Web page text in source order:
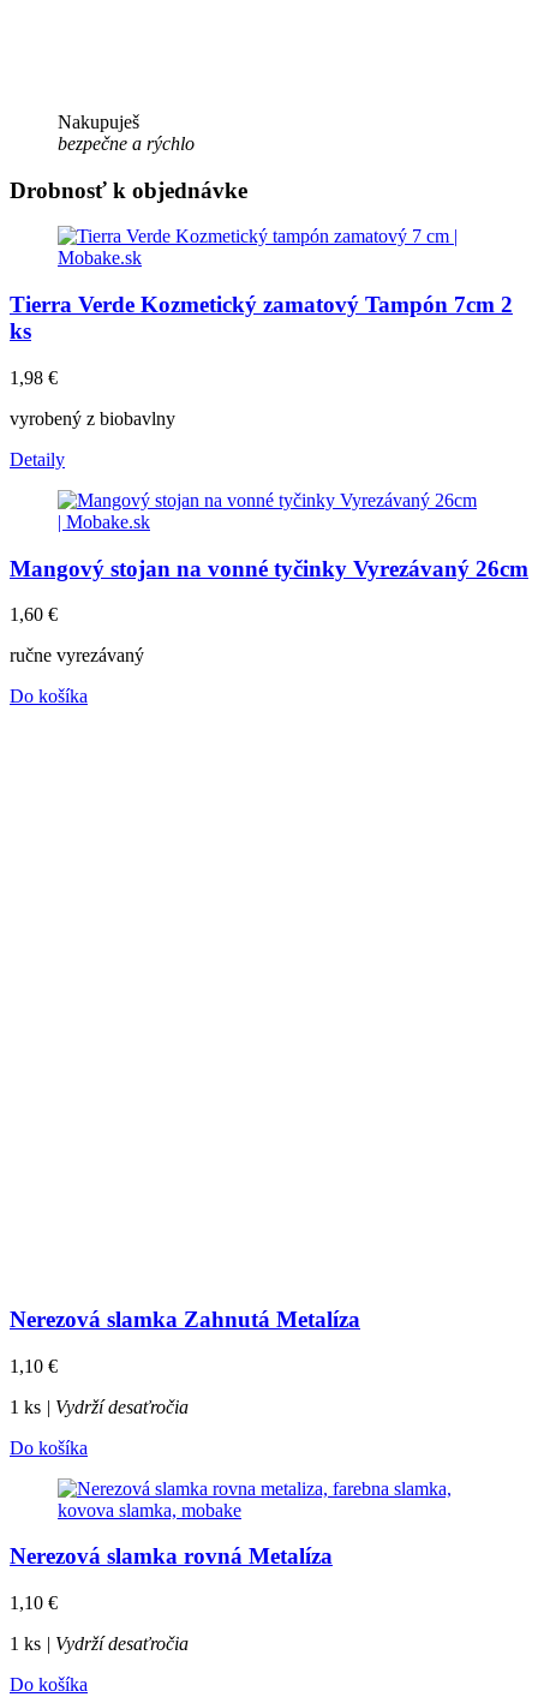
Nakupuješ
bezpečne a rýchlo
Drobnosť k objednávke
Tierra Verde Kozmetický zamatový Tampón 7cm 2
ks
1,98 €
vyrobený z biobavlny
Detaily
Mangový stojan na vonné tyčinky Vyrezávaný 26cm
1,60 €
ručne vyrezávaný
Do košíka
Nerezová slamka Zahnutá Metalíza
1,10 €
1 ks | Vydrží desaťročia
Do košíka
Nerezová slamka rovná Metalíza
1,10 €
1 ks | Vydrží desaťročia
Do košíka